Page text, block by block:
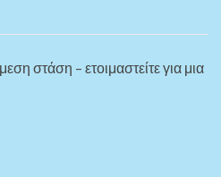
στάση – ετοιμαστείτε για μια